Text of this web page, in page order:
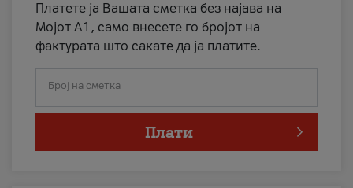
Платете ја Вашата сметка без најава на
Мојот А1, само внесете го бројот на
фактурата што сакате да ја платите.
Број на сметка
Плати